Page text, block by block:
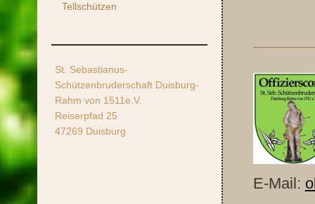
E-Mail:
Tellschützen
St. Sebastianus-
Schützenbruderschaft Duisburg-
Rahm von 1511e.V.
Reiserpfad 25
47269 Duisburg